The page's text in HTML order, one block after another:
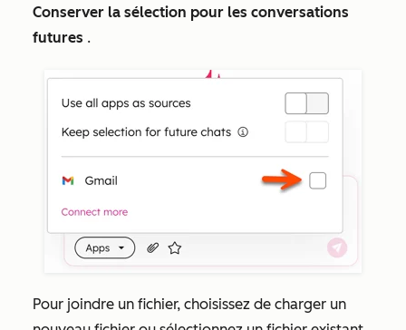
Conserver la sélection pour les conversations
futures .
Pour joindre un fichier, choisissez de charger un